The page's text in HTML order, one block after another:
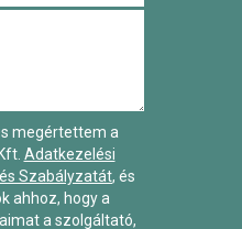
megértettem a
Adatkezelési
Szabályzatát, és
ahhoz, hogy a
a szolgáltató,